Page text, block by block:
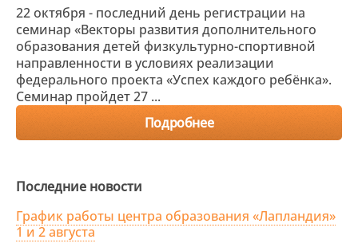
22 октября - последний день регистрации на
семинар «Векторы развития дополнительного
образования детей физкультурно-спортивной
направленности в условиях реализации
федерального проекта «Успех каждого ребёнка».
Семинар пройдет 27 ...
Подробнее
Последние новости
График работы центра образования «Лапландия»
1 и 2 августа